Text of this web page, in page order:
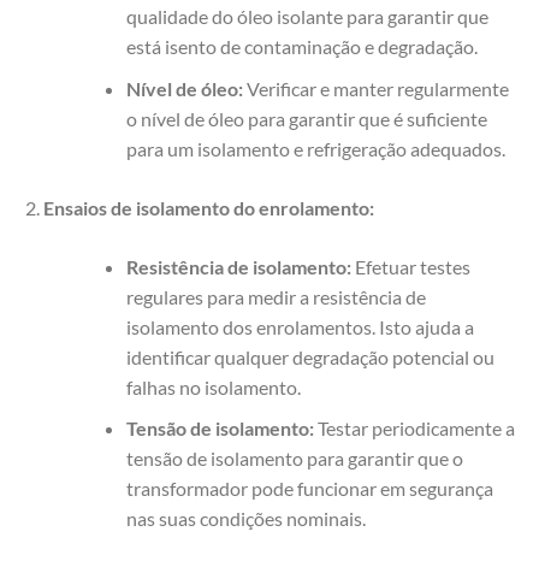
qualidade do óleo isolante para garantir que
está isento de contaminação e degradação.
Nível de óleo:Verificar e manter regularmente
o nível de óleo para garantir que é suficiente
para um isolamento e refrigeração adequados.
Ensaios de isolamento do enrolamento:
Resistência de isolamento:Efetuar testes
regulares para medir a resistência de
isolamento dos enrolamentos. Isto ajuda a
identificar qualquer degradação potencial ou
falhas no isolamento.
Tensão de isolamento:Testar periodicamente a
tensão de isolamento para garantir que o
transformador pode funcionar em segurança
nas suas condições nominais.